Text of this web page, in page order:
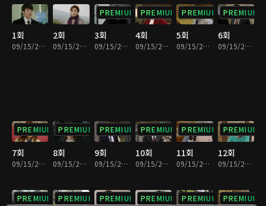
1회
09/15/2023 • 1시간 4분
2회
09/15/2023 • 1시간 2분
PREMIUM
3회
09/15/2023 • 1시간 1분
PREMIUM
4회
09/15/2023 • 1시간 1분
PREMIUM
5회
09/15/2023 • 1시간 2분
PREMIUM
6회
09/15/2023 • 59분
PREMIUM
7회
09/15/2023 • 1시간 3분
PREMIUM
8회
09/15/2023 • 1시간 2분
PREMIUM
9회
09/15/2023 • 1시간 2분
PREMIUM
10회
09/15/2023 • 1시간 1분
PREMIUM
11회
09/15/2023 • 1시간 2분
PREMIUM
12회
09/15/2023 • 1시간 2분
PREMIUM PREMIUM PREMIUM PREMIUM PREMIUM PREMIUM